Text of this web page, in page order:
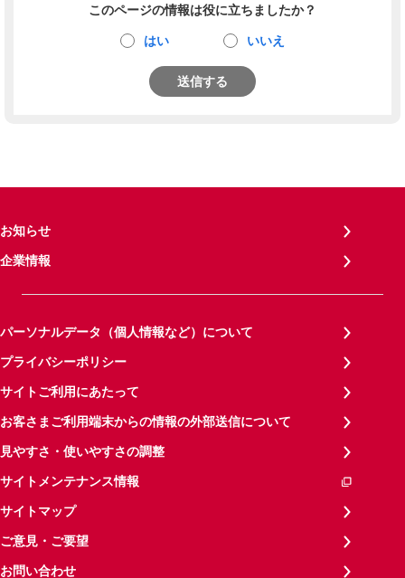
このページの情報は役に立ちましたか？
はい いいえ
送信する
お知らせ
企業情報
パーソナルデータ（個人情報など）について
プライバシーポリシー
サイトご利用にあたって
お客さまご利用端末からの情報の外部送信について
見やすさ・使いやすさの調整
サイトメンテナンス情報
サイトマップ
ご意見・ご要望
お問い合わせ